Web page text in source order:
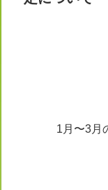
1月〜3月